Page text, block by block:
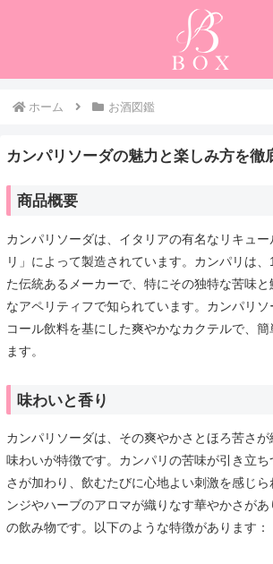
ホーム お酒図鑑
カンパリソーダの魅力と楽しみ方を徹
商品概要
カンパリソーダは、イタリアの有名なリキュ
リ」によって製造されています。カンパリは
た伝統あるメーカーで、特にその独特な苦味
なアペリティフで知られています。カンパリ
コール飲料を基にした爽やかなカクテルで、
ます。
味わいと香り
カンパリソーダは、その爽やかさとほろ苦さ
味わいが特徴です。カンパリの苦味が引き立
さが加わり、飲むたびに心地よい刺激を感じ
ンジやハーブのアロマが織りなす華やかさが
の飲み物です。以下のような特徴があります：